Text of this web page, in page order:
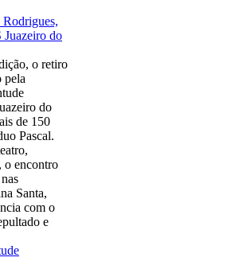
Juazeiro do
o retiro
pela
do
de 150
Pascal.
o encontro
Santa,
com o
e